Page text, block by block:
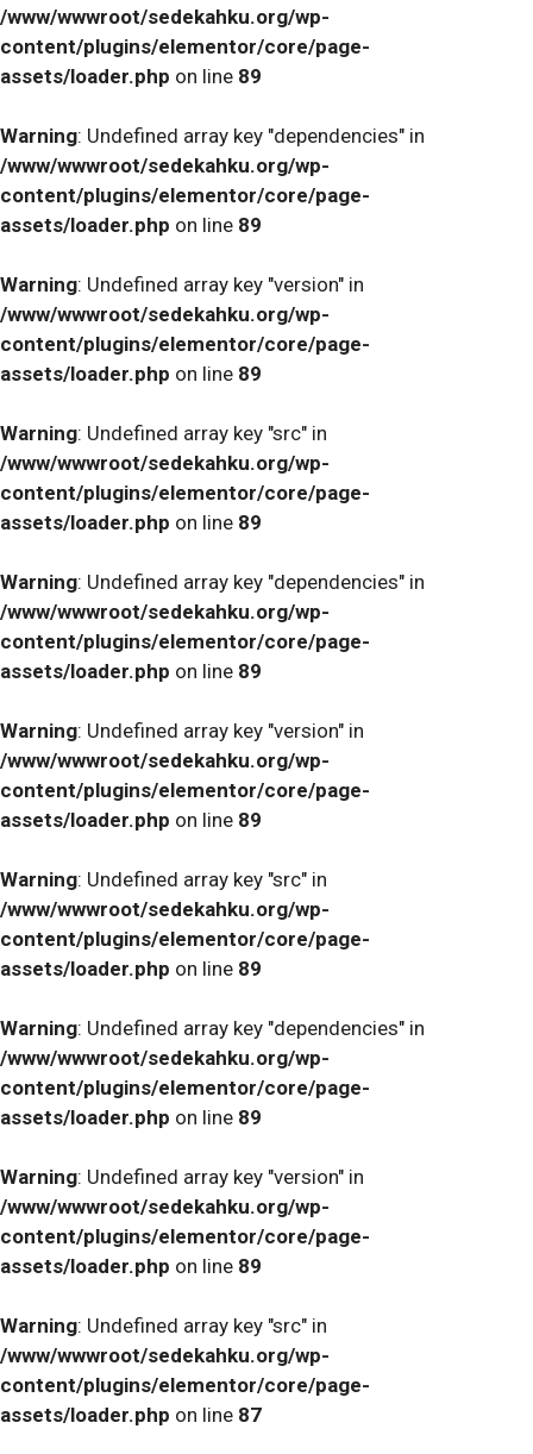
/www/wwwroot/sedekahku.org/wp-
content/plugins/elementor/core/page-
assets/loader.php on line 89
Warning: Undefined array key "dependencies" in
/www/wwwroot/sedekahku.org/wp-
content/plugins/elementor/core/page-
assets/loader.php on line 89
Warning: Undefined array key "version" in
/www/wwwroot/sedekahku.org/wp-
content/plugins/elementor/core/page-
assets/loader.php on line 89
Warning: Undefined array key "src" in
/www/wwwroot/sedekahku.org/wp-
content/plugins/elementor/core/page-
assets/loader.php on line 89
Warning: Undefined array key "dependencies" in
/www/wwwroot/sedekahku.org/wp-
content/plugins/elementor/core/page-
assets/loader.php on line 89
Warning: Undefined array key "version" in
/www/wwwroot/sedekahku.org/wp-
content/plugins/elementor/core/page-
assets/loader.php on line 89
Warning: Undefined array key "src" in
/www/wwwroot/sedekahku.org/wp-
content/plugins/elementor/core/page-
assets/loader.php on line 89
Warning: Undefined array key "dependencies" in
/www/wwwroot/sedekahku.org/wp-
content/plugins/elementor/core/page-
assets/loader.php on line 89
Warning: Undefined array key "version" in
/www/wwwroot/sedekahku.org/wp-
content/plugins/elementor/core/page-
assets/loader.php on line 89
Warning: Undefined array key "src" in
/www/wwwroot/sedekahku.org/wp-
content/plugins/elementor/core/page-
assets/loader.php on line 87